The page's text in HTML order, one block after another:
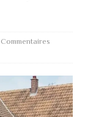
Commentaires